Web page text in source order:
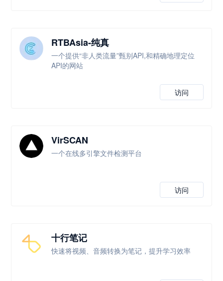
RTBAsia-纯真
一个提供“非人类流量”甄别API,和精确地理定位
API的网站
访问
VirSCAN
一个在线多引擎文件检测平台
访问
十行笔记
快速将视频、音频转换为笔记，提升学习效率